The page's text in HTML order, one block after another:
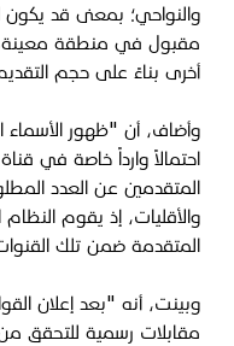
مقبول في منطقة معينة،
أخرى بناءً على حجم
وأضاف، أن "ظهور الأسماء
احتمالاً وارداً خاصة في
المتقدمين عن العدد
والأقليات، إذ يقوم
المتقدمة ضمن تلك القنوات
وبينت، أنه "بعد إعلان
مقابلات رسمية للتحقق